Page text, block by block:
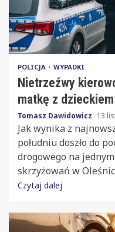
POLICJA WYPADKI
Nietrzeźwy
matkę z
Tomasz Dawidowicz 13
Jak wynika z
południu doszło do
drogowego na
skrzyżowań w
Czytaj dalej